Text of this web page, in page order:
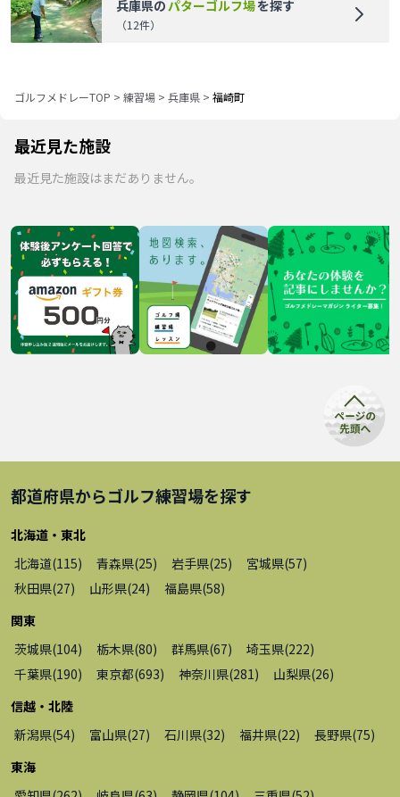
兵庫県のパターゴルフ場を探す
（12件）
ゴルフメドレーTOP > 練習場 > 兵庫県 > 福崎町
最近見た施設
最近見た施設はまだありません。
都道府県からゴルフ練習場を探す
北海道・東北
北海道(115) 青森県(25) 岩手県(25) 宮城県(57)
秋田県(27) 山形県(24) 福島県(58)
関東
茨城県(104) 栃木県(80) 群馬県(67) 埼玉県(222)
千葉県(190) 東京都(693) 神奈川県(281 ) 山梨県(26)
信越・北陸
新潟県(54) 富山県(27) 石川県(32) 福井県(22) 長野県(75)
東海